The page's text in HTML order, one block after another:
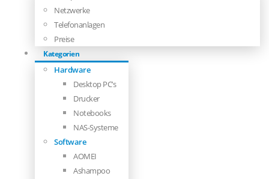
Netzwerke
Telefonanlagen
Preise
Kategorien
Hardware
Desktop PC’s
Drucker
Notebooks
NAS-Systeme
Software
AOMEI
Ashampoo